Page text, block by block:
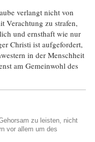
verlangt nicht von
Verachtung zu strafen,
und ernsthaft wie nur
Christi ist aufgefordert,
in der Menschheit
am Gemeinwohl des
zu leisten, nicht
vor allem um des